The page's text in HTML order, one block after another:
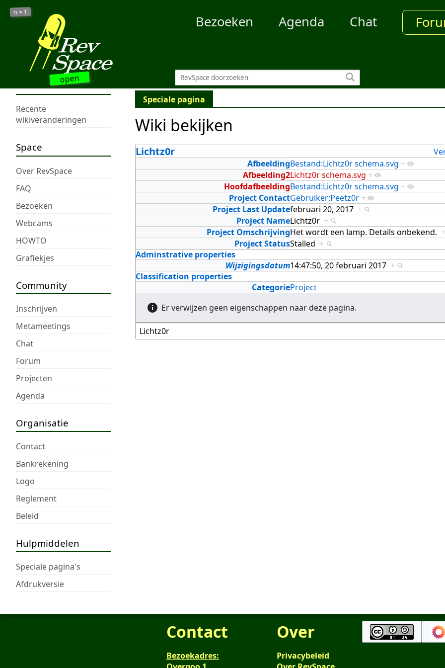
open
n = 1
Bezoeken Agenda Chat
Recente
wikiveranderingen
Space
Over RevSpace
FAQ
Bezoeken
Webcams
HOWTO
Grafiekjes
Community
Inschrijven
Metameetings
Chat
Forum
Projecten
Agenda
Organisatie
Contact
Bankrekening
Logo
Reglement
Beleid
Hulpmiddelen
Speciale pagina's
Afdrukversie
Speciale pagina
Wiki bekijken
Lichtz0r
AfbeeldingBestand:Lichtz0r schema.svg +
Afbeelding2Lichtz0r schema.svg +
HoofdafbeeldingBestand:Lichtz0r schema.svg +
Project ContactGebruiker:Peetz0r +
Project Last Updatefebruari 20, 2017 +
Project NameLichtz0r +
Project OmschrijvingHet wordt een lamp. Details onbekend.
Project StatusStalled +
Adminstrative properties
Wijzigingsdatum14:47:50, 20 februari 2017 +
Classification properties
CategorieProject
Er verwijzen geen eigenschappen naar deze pagina.
Contact
Bezoekadres:
Over
Privacybeleid